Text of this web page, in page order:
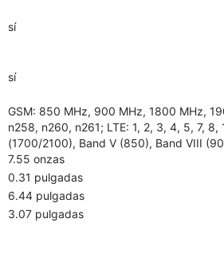
sí
sí
GSM: 850 MHz, 900 MHz, 1800 MHz,
n258, n260, n261; LTE: 1, 2, 3, 4, 5, 7,
(1700/2100), Band V (850), Band VIII
7.55 onzas
0.31 pulgadas
6.44 pulgadas
3.07 pulgadas